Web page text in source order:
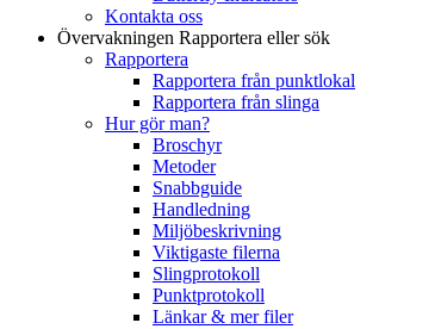
Kontakta oss
Övervakningen Rapportera eller sök
Rapportera
Rapportera från punktlokal
Rapportera från slinga
Hur gör man?
Broschyr
Metoder
Snabbguide
Handledning
Miljöbeskrivning
Viktigaste filerna
Slingprotokoll
Punktprotokoll
Länkar & mer filer